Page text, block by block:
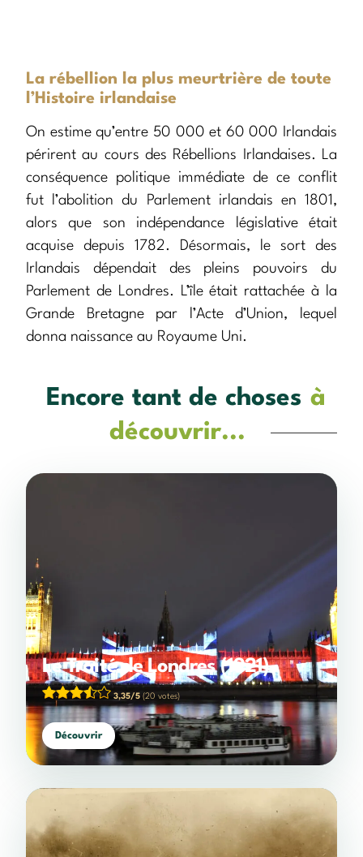
La rébellion la plus meurtrière de toute
l’Histoire irlandaise
On estime qu’entre 50 000 et 60 000 Irlandais
périrent au cours des Rébellions Irlandaises. La
conséquence politique immédiate de ce conflit
fut l’abolition du Parlement irlandais en 1801,
alors que son indépendance législative était
acquise depuis 1782. Désormais, le sort des
Irlandais dépendait des pleins pouvoirs du
Parlement de Londres. L’île était rattachée à la
Grande Bretagne par l’Acte d’Union, lequel
donna naissance au Royaume Uni.
Encore tant de choses à
découvrir...
Le Traité de Londres (1921)
3,35/5 (20 votes)
Découvrir